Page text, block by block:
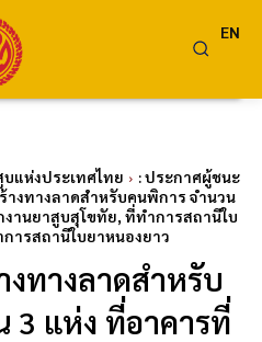
EN
แห่งประเทศไทย
: ประกาศผู้ชนะ
างทางลาดสำหรับคนพิการ จำนวน
านยาสูบสุโขทัย, ที่ทำการสถานีใบ
ารสถานีใบยาหนองยาว
งทางลาดสำหรับ
3 แห่ง ที่อาคารที่